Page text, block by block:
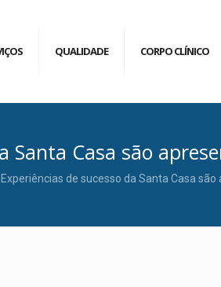
QUALIDADE CORPO CLÍNICO
Santa Casa são
Experiências de sucesso da Santa Casa são